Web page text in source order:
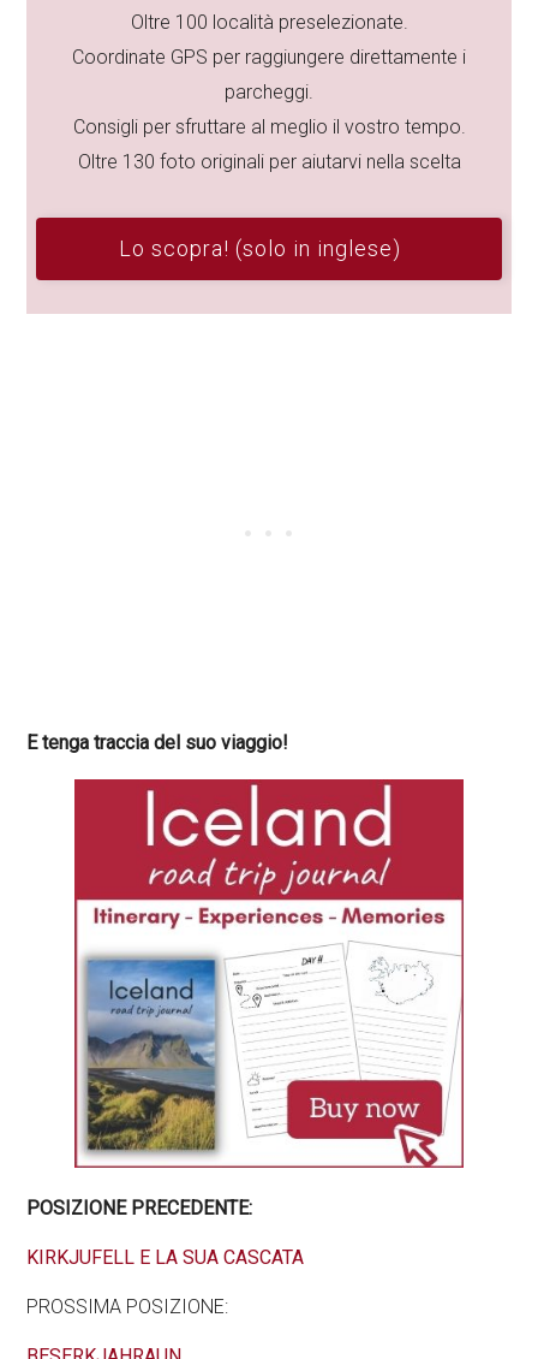
Oltre 100 località preselezionate.
Coordinate GPS per raggiungere direttamente i
parcheggi.
Consigli per sfruttare al meglio il vostro tempo.
Oltre 130 foto originali per aiutarvi nella scelta
Lo scopra! (solo in inglese)
E tenga traccia del suo viaggio!
POSIZIONE PRECEDENTE:
KIRKJUFELL E LA SUA CASCATA
PROSSIMA POSIZIONE: